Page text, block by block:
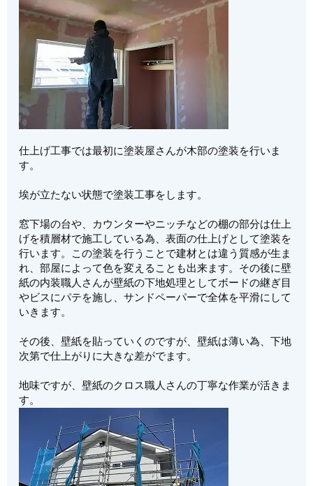
仕上げ工事では最初に塗装屋さんが木部の塗装を行いま
す。
埃が立たない状態で塗装工事をします。
窓下場の台や、カウンターやニッチなどの棚の部分は仕上
げを積層材で施工している為、表面の仕上げとして塗装を
行います。この塗装を行うことで建材とは違う質感が生ま
れ、部屋によって色を変えることも出来ます。その後に壁
紙の内装職人さんが壁紙の下地処理としてボードの継ぎ目
やビスにパテを施し、サンドペーパーで全体を平滑にして
いきます。
その後、壁紙を貼っていくのですが、壁紙は薄い為、下地
次第で仕上がりに大きな差がでます。
地味ですが、壁紙のクロス職人さんの丁寧な作業が活きま
す。